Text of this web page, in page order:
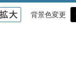
背景色変更